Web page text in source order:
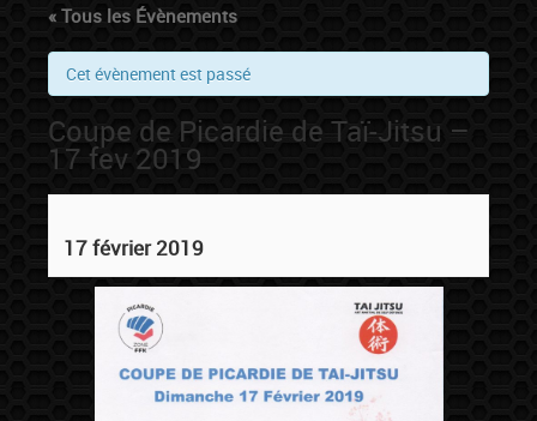
« Tous les Évènements
Cet évènement est passé
Coupe de Picardie de Taï-Jitsu –
17 fev 2019
17 février 2019